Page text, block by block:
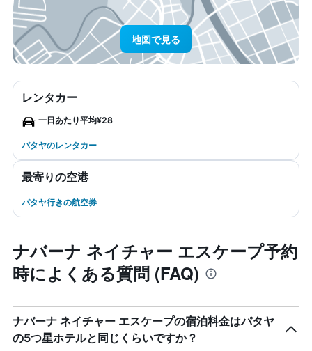
地図で見る
レンタカー
一日あたり平均¥28
パタヤのレンタカー
最寄りの空港
パタヤ行きの航空券
ナバーナ ネイチャー エスケープ予約
時によくある質問 (FAQ)
ナバーナ ネイチャー エスケープの宿泊料金はパタヤ
の5つ星ホテルと同じくらいですか？